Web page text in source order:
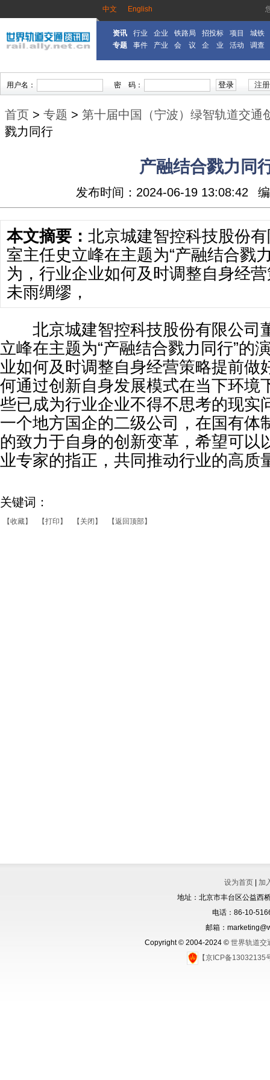
中文 English
资讯 行业 企业 铁路局 招投标 项目
城铁
专题
事件 产业 会 议 企 业 活动 调查
首页 > 专题 > 第十届中国（宁波）绿智轨道交通
戮力同行
产融结合戮力同
发布时间：2024-06-19 13:08:42
本文摘要： 北京城建智控科技股份
室主任史立峰在主题为“产融结合戮
为，行业企业如何及时调整自身经
未雨绸缪，
北京城建智控科技股份有限公司
立峰在主题为“产融结合戮力同行”的
业如何及时调整自身经营策略提前做
何通过创新自身发展模式在当下环境
些已成为行业企业不得不思考的现实
一个地方国企的二级公司，在国有体
的致力于自身的创新变革，希望可以
业专家的指正，共同推动行业的高质
关键词：
【收藏】 【打印】 【关闭】 【返回顶部】
设为首页| 加
地址：北京市丰台区公益西
电话：86-10-
邮箱：
Copyright © 2004-2024 © 世界轨道交
【京ICP备13032135